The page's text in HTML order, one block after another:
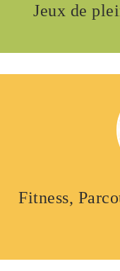
Jeux de
Fitness,